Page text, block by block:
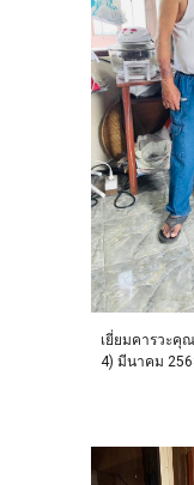
เยี่ยมคารวะคุ
4) มีนาคม